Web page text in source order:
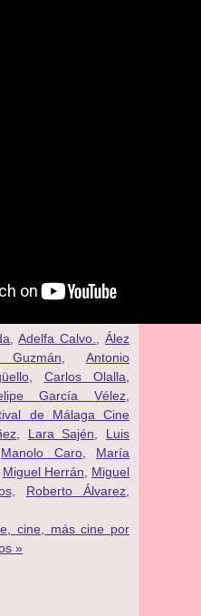
,Adelfa Calvo. ,Ález
Antonio
, Carlos Olalla
García Vélez
de Málaga Cine
Lara Sajén
Luis
Manolo Caro, María
Miguel Herrán
Miguel
, Roberto Álvarez
cine, más cine por
»